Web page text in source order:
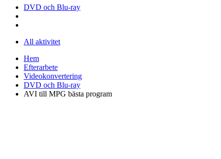
DVD och Blu-ray
All aktivitet
Hem
Efterarbete
Videokonvertering
DVD och Blu-ray
AVI till MPG bästa program